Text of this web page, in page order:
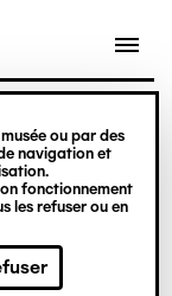
ou par des
navigation et
fonctionnement
les refuser ou en